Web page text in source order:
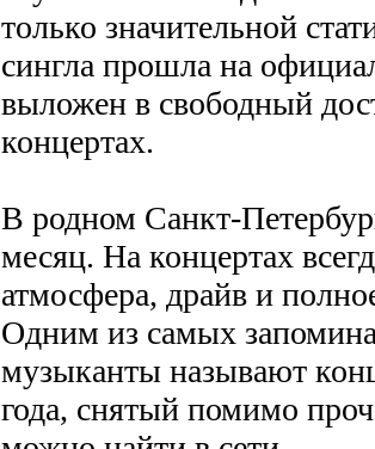
только значительной
сингла прошла на
выложен в свободный
концертах.
В родном Санкт-
месяц. На концертах
атмосфера, драйв и
Одним из самых
музыканты называют
года, снятый помимо